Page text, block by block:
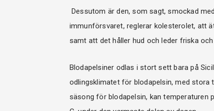
Dessutom är den, som sagt, smockad
immunförsvaret, reglerar kolesterolet, att
samt att det håller hud och leder friska och
Blodapelsiner odlas i stort sett bara på
odlingsklimatet för blodapelsin, med stora
säsong för blodapelsin, kan temperaturen